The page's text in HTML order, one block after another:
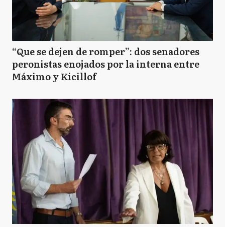
“Que se dejen de romper”: dos senadores
peronistas enojados por la interna entre
Máximo y Kicillof